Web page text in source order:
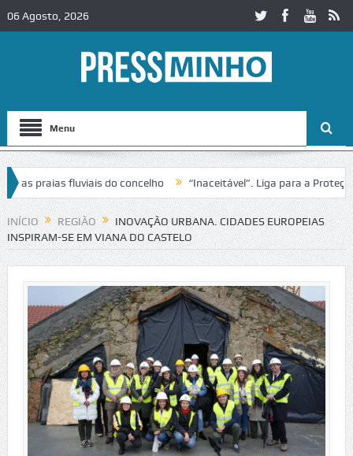
06 Agosto, 2026
Menu
fluviais do concelho “Inaceitável”. Liga para a Proteção da
de trânsito no IC2 em Alcobaça Igreja do Castelo de Cerveira
INÍCIO REGIÃO
INOVAÇÃO URBANA. CIDADES EUROPEIAS
INSPIRAM-SE EM VIANA DO CASTELO